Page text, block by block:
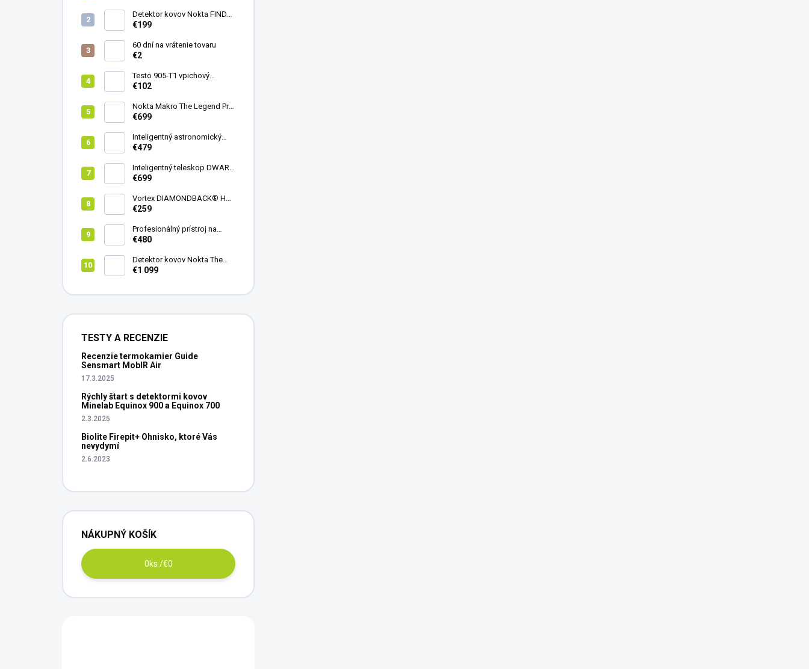
Detektor kovov Nokta FINDX
Pro
€199
60 dní na vrátenie tovaru
€2
Testo 905-T1 vpichový
teplomer
€102
Nokta Makro The Legend Pro
Pack - model 2024
€699
Inteligentný astronomický
teleskop DwarfLab Dwarf
€479
Inteligentný teleskop DWARF
III + originálny statív DWARF 3
€699
Vortex DIAMONDBACK® HD
8X42
€259
Profesionálný prístroj na
vedenie vŕtania Laserliner
€480
Detektor kovov Nokta The
Legend 2
€1 099
TESTY A RECENZIE
Recenzie termokamier Guide
Sensmart MobIR Air
17.3.2025
Rýchly štart s detektormi kovov
Minelab Equinox 900 a Equinox 700
2.3.2025
Biolite Firepit+ Ohnisko, ktoré Vás
nevydymí
2.6.2023
NÁKUPNÝ KOŠÍK
0ks /€0